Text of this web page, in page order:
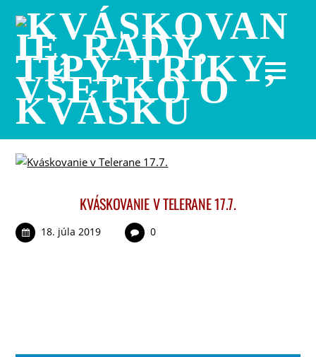
KVÁSKOVANIE V TELERANE 17.7.
18. júla 2019 0